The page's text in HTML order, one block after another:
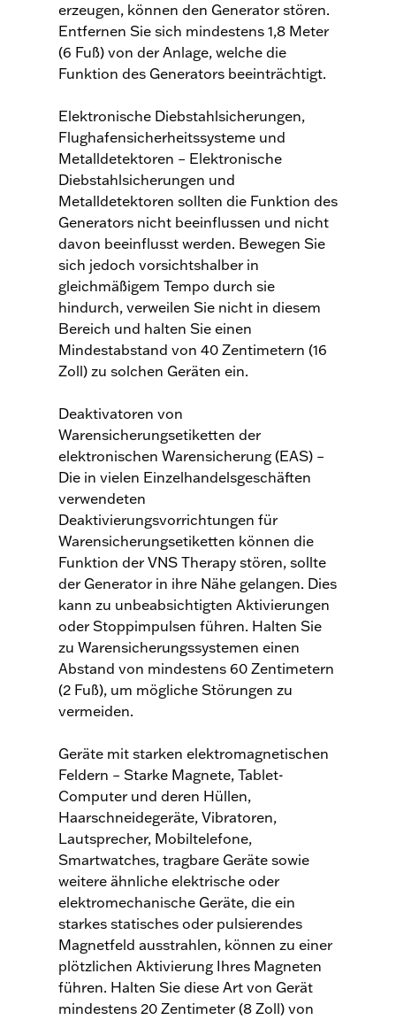
erzeugen, können den Generator stören.
Entfernen Sie sich mindestens 1,8 Meter
(6 Fuß) von der Anlage, welche die
Funktion des Generators beeinträchtigt.
Elektronische Diebstahlsicherungen,
Flughafensicherheitssysteme und
Metalldetektoren – Elektronische
Diebstahlsicherungen und
Metalldetektoren sollten die Funktion des
Generators nicht beeinflussen und nicht
davon beeinflusst werden. Bewegen Sie
sich jedoch vorsichtshalber in
gleichmäßigem Tempo durch sie
hindurch, verweilen Sie nicht in diesem
Bereich und halten Sie einen
Mindestabstand von 40 Zentimetern (16
Zoll) zu solchen Geräten ein.
Deaktivatoren von
Warensicherungsetiketten der
elektronischen Warensicherung (EAS) –
Die in vielen Einzelhandelsgeschäften
verwendeten
Deaktivierungsvorrichtungen für
Warensicherungsetiketten können die
Funktion der VNS Therapy stören, sollte
der Generator in ihre Nähe gelangen. Dies
kann zu unbeabsichtigten Aktivierungen
oder Stoppimpulsen führen. Halten Sie
zu Warensicherungssystemen einen
Abstand von mindestens 60 Zentimetern
(2 Fuß), um mögliche Störungen zu
vermeiden.
Geräte mit starken elektromagnetischen
Feldern – Starke Magnete, Tablet-
Computer und deren Hüllen,
Haarschneidegeräte, Vibratoren,
Lautsprecher, Mobiltelefone,
Smartwatches, tragbare Geräte sowie
weitere ähnliche elektrische oder
elektromechanische Geräte, die ein
starkes statisches oder pulsierendes
Magnetfeld ausstrahlen, können zu einer
plötzlichen Aktivierung Ihres Magneten
führen. Halten Sie diese Art von Gerät
mindestens 20 Zentimeter (8 Zoll) von